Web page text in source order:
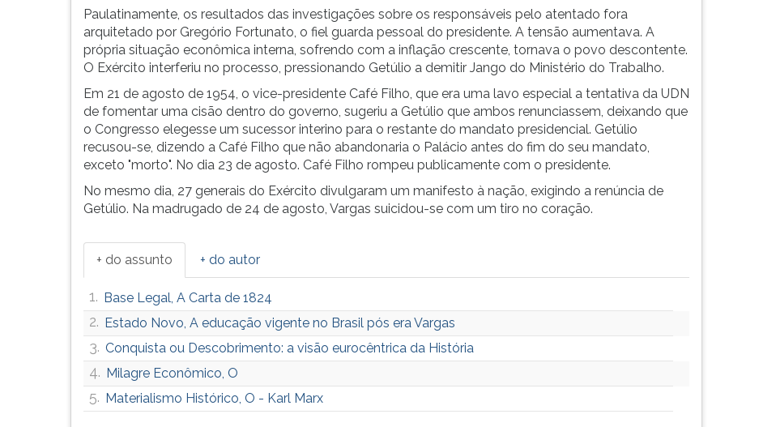
Paulatinamente, os resultados das investigações sobre os responsáveis pelo atentado fora
arquitetado por Gregório Fortunato, o fiel guarda pessoal do presidente. A tensão aumentava. A
própria situação econômica interna, sofrendo com a inflação crescente, tornava o povo descontente.
O Exército interferiu no processo, pressionando Getúlio a demitir Jango do Ministério do Trabalho.
Em 21 de agosto de 1954, o vice-presidente Café Filho, que era uma lavo especial a tentativa da UDN
de fomentar uma cisão dentro do governo, sugeriu a Getúlio que ambos renunciassem, deixando que
o Congresso elegesse um sucessor interino para o restante do mandato presidencial. Getúlio
recusou-se, dizendo a Café Filho que não abandonaria o Palácio antes do fim do seu mandato,
exceto "morto". No dia 23 de agosto. Café Filho rompeu publicamente com o presidente.
No mesmo dia, 27 generais do Exército divulgaram um manifesto à nação, exigindo a renúncia de
Getúlio. Na madrugado de 24 de agosto, Vargas suicidou-se com um tiro no coração.
+ do assunto + do autor
1. Base Legal, A Carta de 1824
2. Estado Novo, A educação vigente no Brasil pós era Vargas
3. Conquista ou Descobrimento: a visão eurocêntrica da História
4. Milagre Econômico, O
5. Materialismo Histórico, O - Karl Marx